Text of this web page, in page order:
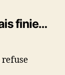
finie…